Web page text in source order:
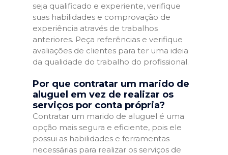
seja qualificado e experiente, verifique
suas habilidades e comprovação de
experiência através de trabalhos
anteriores. Peça referências e verifique
avaliações de clientes para ter uma ideia
da qualidade do trabalho do profissional.
Por que contratar um marido de
aluguel em vez de realizar os
serviços por conta própria?
Contratar um marido de aluguel é uma
opção mais segura e eficiente, pois ele
possui as habilidades e ferramentas
necessárias para realizar os serviços de